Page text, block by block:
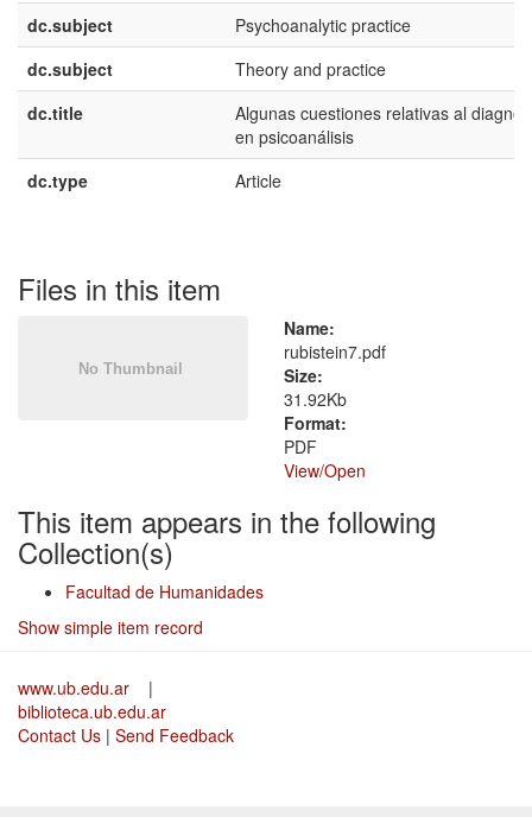
dc.subject
Psychoanalytic practice
dc.subject
Theory and practice
dc.title
Algunas cuestiones relativas al
en psicoanálisis
dc.type
Article
Files in this item
Name:
rubistein7.pdf
Size:
31.92Kb
Format:
PDF
View/Open
This item appears in the following
Collection(s)
Facultad de Humanidades
Show simple item record
www.ub.edu.ar
|
biblioteca.ub.edu.ar
Contact Us | Send Feedback